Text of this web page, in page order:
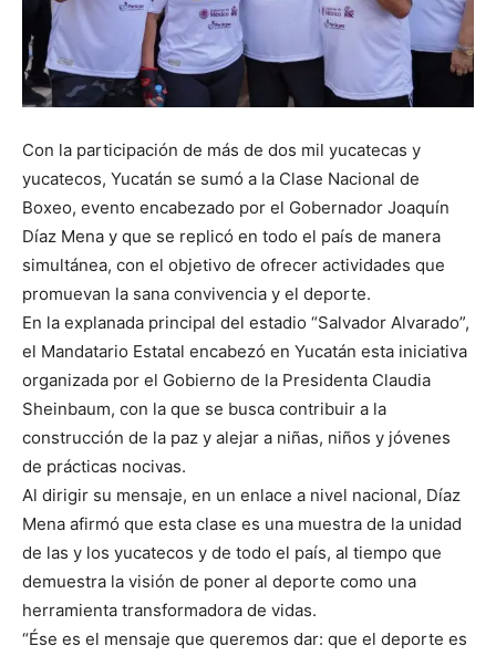
Con la participación de más de dos mil yucatecas y
yucatecos, Yucatán se sumó a la Clase Nacional de
Boxeo, evento encabezado por el Gobernador Joaquín
Díaz Mena y que se replicó en todo el país de manera
simultánea, con el objetivo de ofrecer actividades que
promuevan la sana convivencia y el deporte.
En la explanada principal del estadio “Salvador Alvarado”,
el Mandatario Estatal encabezó en Yucatán esta iniciativa
organizada por el Gobierno de la Presidenta Claudia
Sheinbaum, con la que se busca contribuir a la
construcción de la paz y alejar a niñas, niños y jóvenes
de prácticas nocivas.
Al dirigir su mensaje, en un enlace a nivel nacional, Díaz
Mena afirmó que esta clase es una muestra de la unidad
de las y los yucatecos y de todo el país, al tiempo que
demuestra la visión de poner al deporte como una
herramienta transformadora de vidas.
“Ése es el mensaje que queremos dar: que el deporte es